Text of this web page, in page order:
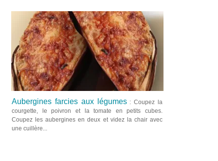
Aubergines farcies aux légumes: Coupez la
courgette, le poivron et la tomate en petits cubes.
Coupez les aubergines en deux et videz la chair avec
une cuillère...